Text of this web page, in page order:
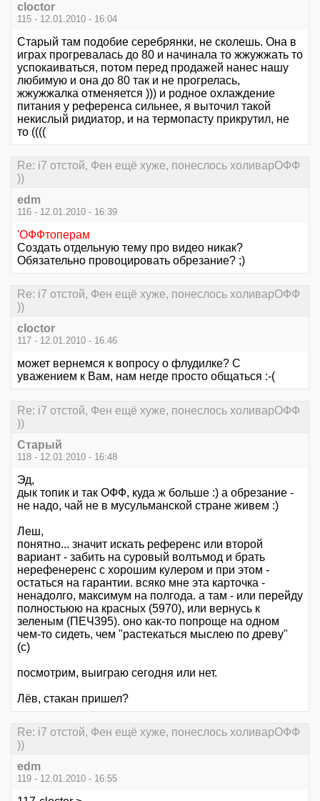
cloctor
115 - 12.01.2010 - 16:04
Старый там подобие серебрянки, не сколешь. Она в
играх прогревалась до 80 и начинала то жжужжать то
успокаиваться, потом перед продажей нанес нашу
любимую и она до 80 так и не прогрелась,
жжужжалка отменяется ))) и родное охлаждение
питания у референса сильнее, я выточил такой
некислый ридиатор, и на термопасту прикрутил, не
то ((((
Re: i7 отстой, Фен ещё хуже, понеслось холиварОФФ
))
edm
116 - 12.01.2010 - 16:39
'ОФФтоперам
Создать отдельную тему про видео никак?
Обязательно провоцировать обрезание? ;)
Re: i7 отстой, Фен ещё хуже, понеслось холиварОФФ
))
cloctor
117 - 12.01.2010 - 16:46
может вернемся к вопросу о флудилке? С
уважением к Вам, нам негде просто общаться :-(
Re: i7 отстой, Фен ещё хуже, понеслось холиварОФФ
))
Старый
118 - 12.01.2010 - 16:48
Эд,
дык топик и так ОФФ, куда ж больше :) а обрезание -
не надо, чай не в мусульманской стране живем :)
Леш,
понятно... значит искать референс или второй
вариант - забить на суровый волтьмод и брать
нерефенеренс с хорошим кулером и при этом -
остаться на гарантии. всяко мне эта карточка -
ненадолго, максимум на полгода. а там - или перейду
полностьюю на красных (5970), или вернусь к
зеленым (ПЕЧ395). оно как-то попроще на одном
чем-то сидеть, чем "растекаться мыслею по древу"
(с)
посмотрим, выиграю сегодня или нет.
Лёв, стакан пришел?
Re: i7 отстой, Фен ещё хуже, понеслось холиварОФФ
))
edm
119 - 12.01.2010 - 16:55